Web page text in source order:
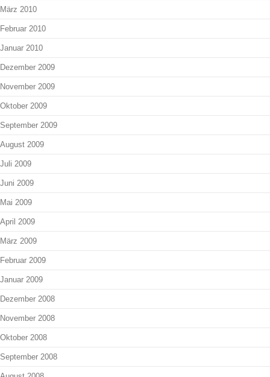
März 2010
Februar 2010
Januar 2010
Dezember 2009
November 2009
Oktober 2009
September 2009
August 2009
Juli 2009
Juni 2009
Mai 2009
April 2009
März 2009
Februar 2009
Januar 2009
Dezember 2008
November 2008
Oktober 2008
September 2008